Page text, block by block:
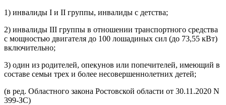
1) инвалиды I и II группы, инвалиды с детства;
2) инвалиды III группы в отношении транспортного средства
с мощностью двигателя до 100 лошадиных сил (до 73,55 кВт)
включительно;
3) один из родителей, опекунов или попечителей, имеющий в
составе семьи трех и более несовершеннолетних детей;
(в ред. Областного закона Ростовской области от 30.11.2020 N
399-ЗС)